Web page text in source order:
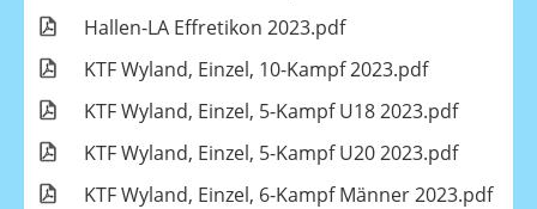
Hallen-LA Effretikon 2023.pdf
KTF Wyland, Einzel, 10-Kampf 2023.pdf
KTF Wyland, Einzel, 5-Kampf U18 2023.pdf
KTF Wyland, Einzel, 5-Kampf U20 2023.pdf
KTF Wyland, Einzel, 6-Kampf Männer 2023.pdf